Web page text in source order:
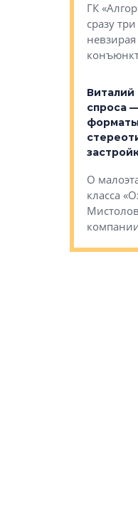
«Мы
пояса»,
ГК
сразу
Виталий
спроса
О
класса